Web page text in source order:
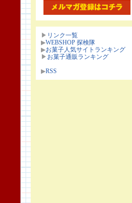
▶ リンク一覧
▶WEBSHOP 探検隊
▶お菓子人気サイトランキング
▶ お菓子通販ランキング
▶RSS